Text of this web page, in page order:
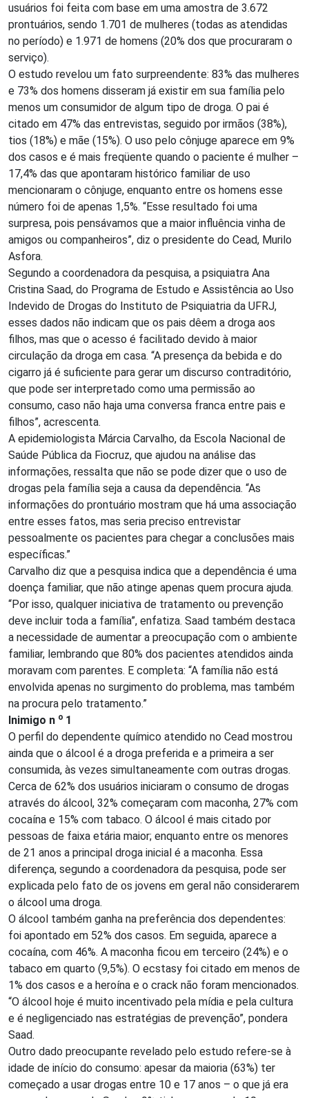
usuários foi feita com base em uma amostra de 3.672
prontuários, sendo 1.701 de mulheres (todas as atendidas
no período) e 1.971 de homens (20% dos que procuraram o
serviço).
O estudo revelou um fato surpreendente: 83% das mulheres
e 73% dos homens disseram já existir em sua família pelo
menos um consumidor de algum tipo de droga. O pai é
citado em 47% das entrevistas, seguido por irmãos (38%),
tios (18%) e mãe (15%). O uso pelo cônjuge aparece em 9%
dos casos e é mais freqüente quando o paciente é mulher –
17,4% das que apontaram histórico familiar de uso
mencionaram o cônjuge, enquanto entre os homens esse
número foi de apenas 1,5%. “Esse resultado foi uma
surpresa, pois pensávamos que a maior influência vinha de
amigos ou companheiros”, diz o presidente do Cead, Murilo
Asfora.
Segundo a coordenadora da pesquisa, a psiquiatra Ana
Cristina Saad, do Programa de Estudo e Assistência ao Uso
Indevido de Drogas do Instituto de Psiquiatria da UFRJ,
esses dados não indicam que os pais dêem a droga aos
filhos, mas que o acesso é facilitado devido à maior
circulação da droga em casa. “A presença da bebida e do
cigarro já é suficiente para gerar um discurso contraditório,
que pode ser interpretado como uma permissão ao
consumo, caso não haja uma conversa franca entre pais e
filhos”, acrescenta.
A epidemiologista Márcia Carvalho, da Escola Nacional de
Saúde Pública da Fiocruz, que ajudou na análise das
informações, ressalta que não se pode dizer que o uso de
drogas pela família seja a causa da dependência. “As
informações do prontuário mostram que há uma associação
entre esses fatos, mas seria preciso entrevistar
pessoalmente os pacientes para chegar a conclusões mais
específicas.”
Carvalho diz que a pesquisa indica que a dependência é uma
doença familiar, que não atinge apenas quem procura ajuda.
“Por isso, qualquer iniciativa de tratamento ou prevenção
deve incluir toda a família”, enfatiza. Saad também destaca
a necessidade de aumentar a preocupação com o ambiente
familiar, lembrando que 80% dos pacientes atendidos ainda
moravam com parentes. E completa: “A família não está
envolvida apenas no surgimento do problema, mas também
na procura pelo tratamento.”
Inimigo n o 1
O perfil do dependente químico atendido no Cead mostrou
ainda que o álcool é a droga preferida e a primeira a ser
consumida, às vezes simultaneamente com outras drogas.
Cerca de 62% dos usuários iniciaram o consumo de drogas
através do álcool, 32% começaram com maconha, 27% com
cocaína e 15% com tabaco. O álcool é mais citado por
pessoas de faixa etária maior; enquanto entre os menores
de 21 anos a principal droga inicial é a maconha. Essa
diferença, segundo a coordenadora da pesquisa, pode ser
explicada pelo fato de os jovens em geral não considerarem
o álcool uma droga.
O álcool também ganha na preferência dos dependentes:
foi apontado em 52% dos casos. Em seguida, aparece a
cocaína, com 46%. A maconha ficou em terceiro (24%) e o
tabaco em quarto (9,5%). O ecstasy foi citado em menos de
1% dos casos e a heroína e o crack não foram mencionados.
“O álcool hoje é muito incentivado pela mídia e pela cultura
e é negligenciado nas estratégias de prevenção”, pondera
Saad.
Outro dado preocupante revelado pelo estudo refere-se à
idade de início do consumo: apesar da maioria (63%) ter
começado a usar drogas entre 10 e 17 anos – o que já era